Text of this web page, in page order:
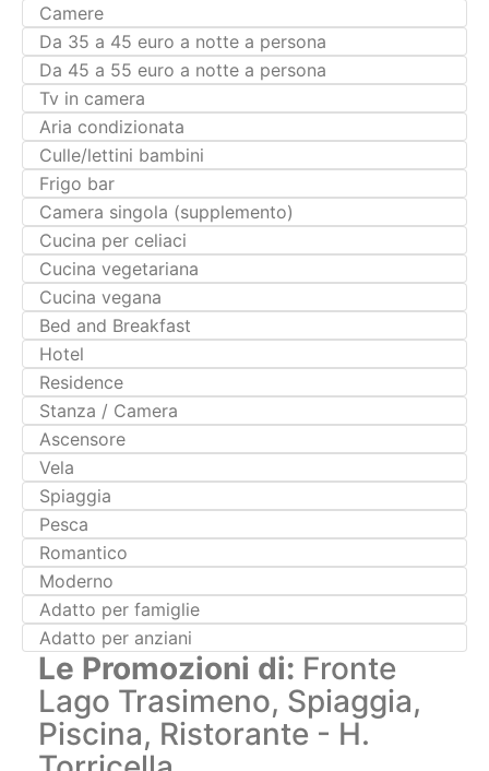
Da 35 a 45 euro a notte a persona
Da 45 a 55 euro a notte a persona
Tv in camera
Aria condizionata
Culle/lettini bambini
Frigo bar
Camera singola (supplemento)
Cucina per celiaci
Cucina vegetariana
Cucina vegana
Bed and Breakfast
Hotel
Residence
Stanza / Camera
Ascensore
Vela
Spiaggia
Pesca
Romantico
Moderno
Adatto per famiglie
Adatto per anziani
Le Promozioni di:Fronte
Lago Trasimeno, Spiaggia,
Piscina, Ristorante - H.
Torricella